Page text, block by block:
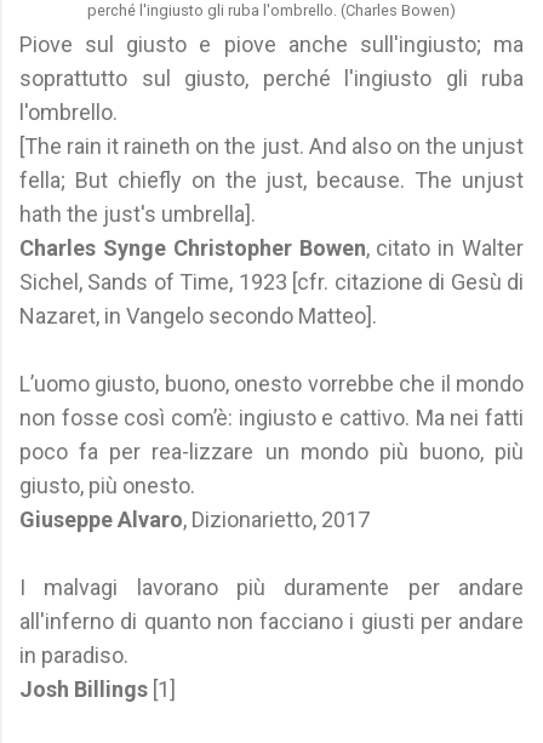
perché l'ingiusto gli ruba l'ombrello. (Charles Bowen)
Piove sul giusto e piove anche sull'ingiusto; ma
soprattutto sul giusto, perché l'ingiusto gli ruba
l'ombrello.
[The rain it raineth on the just. And also on the unjust
fella; But chiefly on the just, because. The unjust
hath the just's umbrella].
Charles Synge Christopher Bowen, citato in Walter
Sichel, Sands of Time, 1923 [cfr. citazione di Gesù di
Nazaret, in Vangelo secondo Matteo].
L’uomo giusto, buono, onesto vorrebbe che il mondo
non fosse così com’è: ingiusto e cattivo. Ma nei fatti
poco fa per rea-lizzare un mondo più buono, più
giusto, più onesto.
Giuseppe Alvaro, Dizionarietto, 2017
I malvagi lavorano più duramente per andare
all'inferno di quanto non facciano i giusti per andare
in paradiso.
Josh Billings [1]